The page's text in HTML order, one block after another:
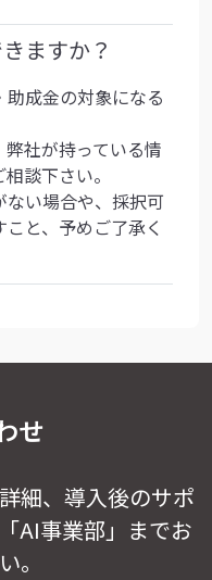
ますか？
成金の対象になる
社が持っている情
談下さい。
い場合や、採択可
と、予めご了承く
せ
細、導入後のサポ
AI事業部」までお
。